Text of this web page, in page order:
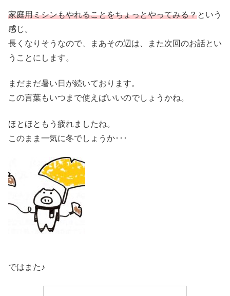
家庭用ミシンもやれることをちょっとやってみる？という
感じ。
長くなりそうなので、まあその辺は、また次回のお話とい
うことにします。
まだまだ暑い日が続いております。
この言葉もいつまで使えばいいのでしょうかね。
ほとほともう疲れましたね。
このまま一気に冬でしょうか･･･
ではまた♪